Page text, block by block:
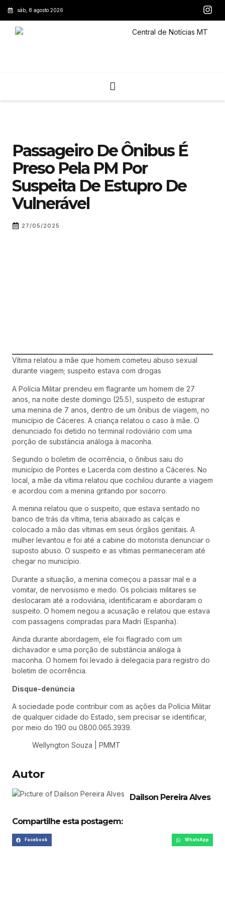
sáb, 8 agosto 2026
Passageiro De Ônibus É
Preso Pela PM Por
Suspeita De Estupro De
Vulnerável
27/05/2025
Vítima relatou a mãe que homem cometeu abuso sexual
durante viagem; suspeito estava com drogas
A Polícia Militar prendeu em flagrante um homem de 27
anos, na noite deste domingo (25.5), suspeito de estuprar
uma menina de 7 anos, dentro de um ônibus de viagem, no
município de Cáceres. A criança relatou o caso à mãe. O
denunciado foi detido no terminal rodoviário com uma
porção de substância análoga à maconha.
Segundo o boletim de ocorrência, o ônibus saiu do
município de Pontes e Lacerda com destino a Cáceres. No
local, a mãe da vítima relatou que cochilou durante a viagem
e acordou com a menina gritando por socorro.
A menina relatou que o suspeito, que estava sentado no
banco de trás da vítima, teria abaixado as calças e
colocado a mão das vítimas em seus órgãos genitais. A
mulher levantou e foi até a cabine do motorista denunciar o
suposto abuso. O suspeito e as vítimas permaneceram até
chegar no município.
Durante a situação, a menina começou a passar mal e a
vomitar, de nervosismo e medo. Os policiais militares se
deslocaram até a rodoviária, identificaram e abordaram o
suspeito. O homem negou a acusação e relatou que estava
com passagens compradas para Madri (Espanha).
Ainda durante abordagem, ele foi flagrado com um
dichavador e uma porção de substância análoga à
maconha. O homem foi levado à delegacia para registro do
boletim de ocorrência.
Disque-denúncia
A sociedade pode contribuir com as ações da Polícia Militar
de qualquer cidade do Estado, sem precisar se identificar,
por meio do 190 ou 0800.065.3939.
Wellyngton Souza | PMMT
Autor
Dailson Pereira Alves
Compartilhe esta postagem:
Facebook WhatsApp